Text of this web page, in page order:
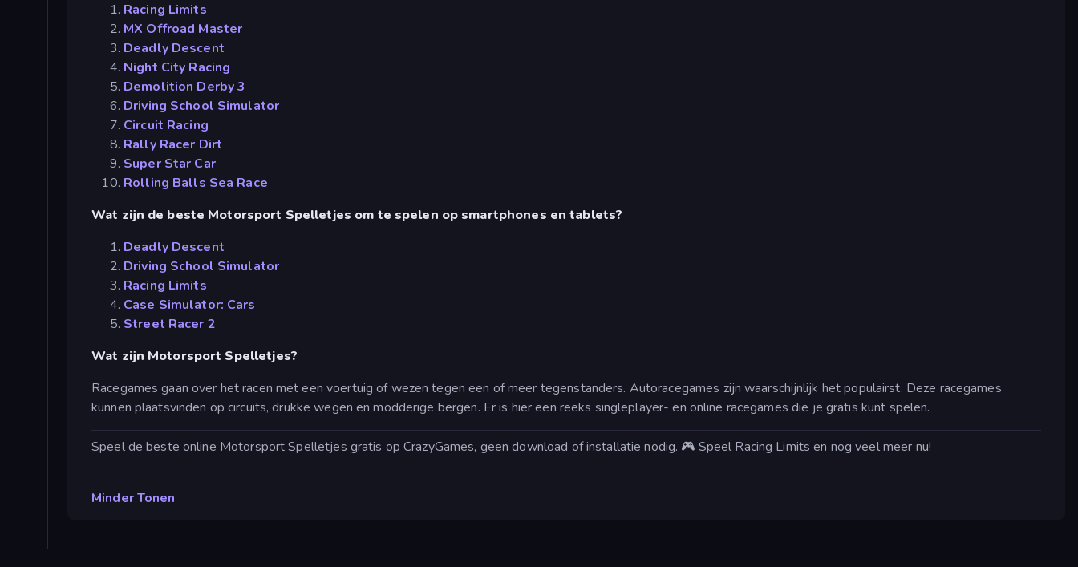
Racing Limits
MX Offroad Master
Deadly Descent
Night City Racing
Demolition Derby 3
Driving School Simulator
Circuit Racing
Rally Racer Dirt
Super Star Car
Rolling Balls Sea Race
Wat zijn de beste Motorsport Spelletjes om te spelen op smartphones en tablets?
Deadly Descent
Driving School Simulator
Racing Limits
Case Simulator: Cars
Street Racer 2
Wat zijn Motorsport Spelletjes?
Racegames gaan over het racen met een voertuig of wezen tegen een of meer tegenstanders. Autoracegames zijn waarschijnlijk het populairst. Deze racegames
kunnen plaatsvinden op circuits, drukke wegen en modderige bergen. Er is hier een reeks singleplayer- en online racegames die je gratis kunt spelen.
Speel de beste online Motorsport Spelletjes gratis op CrazyGames, geen download of installatie nodig. 🎮 Speel Racing Limits en nog veel meer nu!
Minder Tonen